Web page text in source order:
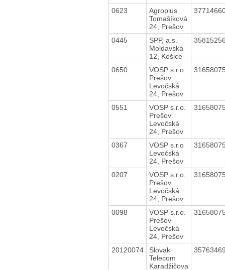
0623
Agroplus
Tomašíková
24, Prešov
0445
SPP, a.s.
Moldavská
12, Košice
0650
VOSP s.r.o.
Prešov
Levočská
24, Prešov
0551
VOSP s.r.o.
Prešov
Levočská
24, Prešov
0367
VOSP s.r.o
Levočská
24, Prešov
0207
VOSP s.r.o.
Prešov
Levočská
24, Prešov
0098
VOSP s.r.o.
Prešov
Levočská
24, Prešov
20120074
Slovak
Telecom
Karadžičova